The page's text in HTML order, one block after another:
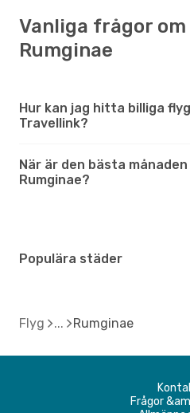
Vanliga frågor
Rumginae
Hur kan jag hitta billiga
Travellink?
När är den bästa
Rumginae?
Populära städer
Flyg Rumginae
Frågor